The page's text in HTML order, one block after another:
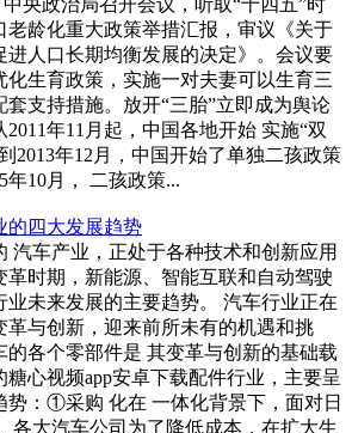
， 中央政治局召开会议，听取“十四五”时
龄化重大政策举措汇报，审议《关于
人口长期均衡发展的决定》。会议要
化生育政策，实施一对夫妻可以生育三
支持措施。放开“三胎”立即成为舆论
2011年11月起，中国各地开始 实施“双
；到2013年12月，中国开始了单独二孩政策
年10月， 二孩政策...
的四大发展趋势
车产业，正处于各种技术和创新应用
时期，新能源、智能互联和自动驾驶
未来发展的主要趋势。 汽车行业正在
与创新，迎来前所未有的机遇和挑
的各个零部件是 其变革与创新的基础载
糖心视频app安卓下载配件行业，主要呈
：①采购 化在 一体化背景下，面对日
各大汽车公司为了降低成本，在扩大生